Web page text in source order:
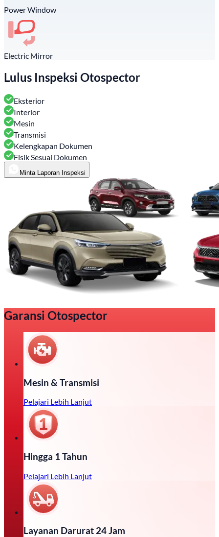
Power Window
Electric Mirror
Lulus Inspeksi Otospector
Eksterior
Interior
Mesin
Transmisi
Kelengkapan Dokumen
Fisik Sesuai Dokumen
Minta Laporan Inspeksi
Garansi Otospector
Mesin & Transmisi
Pelajari Lebih Lanjut
Hingga 1 Tahun
Pelajari Lebih Lanjut
Layanan Darurat 24 Jam